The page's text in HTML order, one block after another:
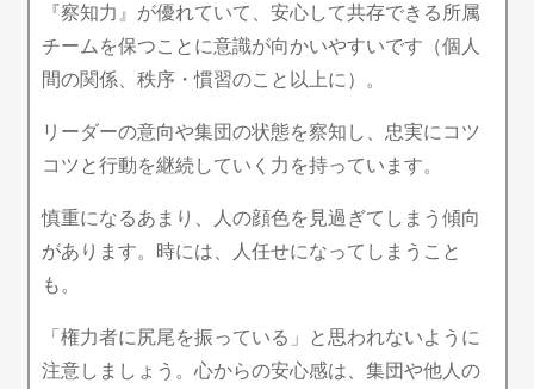
『察知力』が優れていて、安心して共存できる所属
チームを保つことに意識が向かいやすいです（個人
間の関係、秩序・慣習のこと以上に）。
リーダーの意向や集団の状態を察知し、忠実にコツ
コツと行動を継続していく力を持っています。
慎重になるあまり、人の顔色を見過ぎてしまう傾向
があります。時には、人任せになってしまうこと
も。
「権力者に尻尾を振っている」と思われないように
注意しましょう。心からの安心感は、集団や他人の